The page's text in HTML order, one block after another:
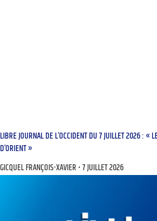
LIBRE JOURNAL DE L’OCCIDENT DU 7 JUILLET 2026 : «
D’ORIENT »
GICQUEL FRANÇOIS-XAVIER 7 JUILLET 2026